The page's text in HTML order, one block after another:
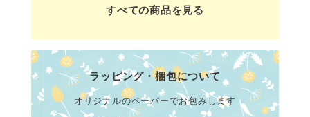
すべての商品を見る
ラッピング・梱包について
オリジナルのペーパーでお包みします